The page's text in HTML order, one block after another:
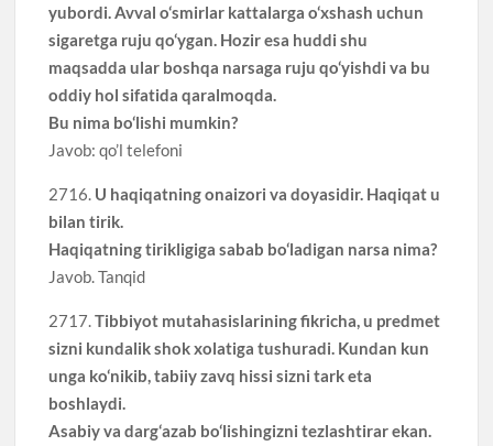
yubordi. Avval o‘smirlar kattalarga o‘xshash uchun
sigaretga ruju qo‘ygan. Hozir esa huddi shu
maqsadda ular boshqa narsaga ruju qo‘yishdi va bu
oddiy hol sifatida qaralmoqda.
Bu nima bo‘lishi mumkin?
Javob: qo’l telefoni
2716. U haqiqatning onaizori va doyasidir. Haqiqat u
bilan tirik.
Haqiqatning tirikligiga sabab bo‘ladigan narsa nima?
Javob. Tanqid
2717.Tibbiyot mutahasislarining fikricha, u predmet
sizni kundalik shok xolatiga tushuradi. Kundan kun
unga ko‘nikib, tabiiy zavq hissi sizni tark eta
boshlaydi.
Asabiy va darg‘azab bo‘lishingizni tezlashtirar ekan.